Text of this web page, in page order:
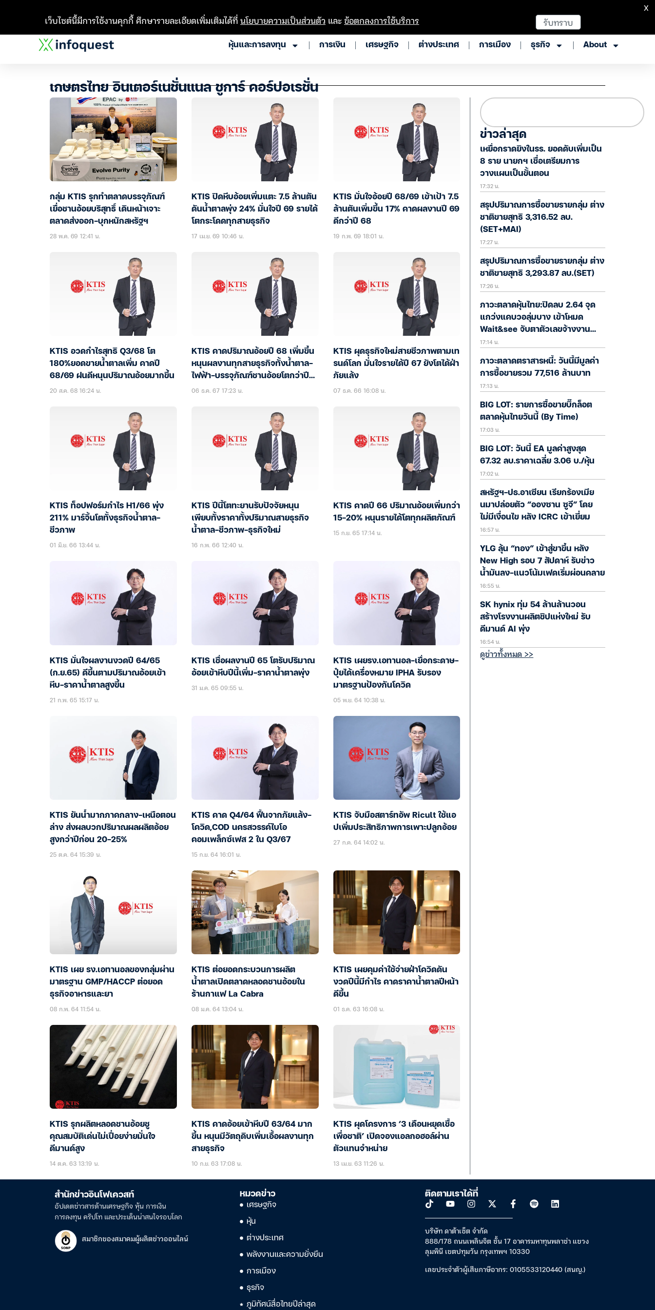
หุ้นและการลงทุน การเงิน เศรษฐกิจ ต่างประเทศ การเมือง ธุรกิจ About
เกษตรไทย อินเตอร์เนชั่นแนล ชูการ์ คอร์ปอเรชั่น
กลุ่ม KTIS รุกทำตลาดบรรจุภัณฑ์
เยื่อชานอ้อยบริสุทธิ์ เดินหน้าเจาะ
ตลาดส่งออก-บุกหนักสหรัฐฯ
28 พ.ค. 69 12:41 น.
KTIS ปิดหีบอ้อยเพิ่มแตะ 7.5 ล้านตัน
ดันน้ำตาลพุ่ง 24% มั่นใจปี 69 รายได้
โตกระโดดทุกสายธุรกิจ
17 เม.ย. 69 10:46 น.
KTIS มั่นใจอ้อยปี 68/69 เข้าเป้า 7.5
ล้านตันเพิ่มขึ้น 17% คาดผลงานปี 69
ดีกว่าปี 68
19 ก.พ. 69 18:01 น.
KTIS อวดกำไรสุทธิ Q3/68 โต
180%ยอดขายน้ำตาลเพิ่ม คาดปี
68/69 ฝนดีหนุนปริมาณอ้อยมากขึ้น
20 ส.ค. 68 16:24 น.
KTIS คาดปริมาณอ้อยปี 68 เพิ่มขึ้น
หนุนผลงานทุกสายธุรกิจทั้งน้ำตาล-
ไฟฟ้า-บรรจุภัณฑ์ชานอ้อยโตกว่าปี
ก่อน
06 ธ.ค. 67 17:23 น.
KTIS ผุดธุรกิจใหม่สายชีวภาพตามเท
รนด์โลก มั่นใจรายได้ปี 67 ยังโตได้ฝ่า
ภัยแล้ง
07 ธ.ค. 66 16:08 น.
KTIS ท็อปฟอร์มกำไร H1/66 พุ่ง
211% มาร์จิ้นโตทั้งธุรกิจน้ำตาล-
ชีวภาพ
01 มิ.ย. 66 13:44 น.
KTIS ปีนี้โตทะยานรับปัจจัยหนุน
เพียบทั้งราคาทั้งปริมาณสายธุรกิจ
น้ำตาล-ชีวภาพ-ธุรกิจใหม่
16 ก.พ. 66 12:40 น.
KTIS คาดปี 66 ปริมาณอ้อยเพิ่มกว่า
15-20% หนุนรายได้โตทุกผลิตภัณฑ์
15 ก.ย. 65 17:14 น.
KTIS มั่นใจผลงานงวดปี 64/65
(ก.ย.65) ดีขึ้นตามปริมาณอ้อยเข้า
หีบ-ราคาน้ำตาลสูงขึ้น
21 ก.พ. 65 15:17 น.
KTIS เชื่อผลงานปี 65 โตรับปริมาณ
อ้อยเข้าหีบปีนี้เพิ่ม-ราคาน้ำตาลพุ่ง
31 ม.ค. 65 09:55 น.
KTIS เผยรง.เอทานอล-เยื่อกระดาษ-
ปุ๋ยได้เครื่องหมาย IPHA รับรอง
มาตรฐานป้องกันโควิด
05 พ.ย. 64 10:38 น.
KTIS ยันน้ำมากภาคกลาง-เหนือตอน
ล่าง ส่งผลบวกปริมาณผลผลิตอ้อย
สูงกว่าปีก่อน 20-25%
25 ต.ค. 64 15:39 น.
KTIS คาด Q4/64 ฟื้นจากภัยแล้ง-
โควิด,COD นครสวรรค์ไบโอ
คอมเพล็กซ์เฟส 2 ใน Q3/67
15 ก.ย. 64 16:01 น.
KTIS จับมือสตาร์ทอัพ Ricult ใช้แอ
ปเพิ่มประสิทธิภาพการเพาะปลูกอ้อย
27 ก.ค. 64 14:02 น.
KTIS เผย รง.เอทานอลของกลุ่มผ่าน
มาตรฐาน GMP/HACCP ต่อยอด
ธุรกิจอาหารและยา
08 ก.พ. 64 11:54 น.
KTIS ต่อยอดกระบวนการผลิต
น้ำตาลเปิดตลาดหลอดชานอ้อยใน
ร้านกาแฟ La Cabra
08 ม.ค. 64 13:04 น.
KTIS เผยคุมค่าใช้จ่ายฝ่าโควิดดัน
งวดปีนี้มีกำไร คาดราคาน้ำตาลปีหน้า
ดีขึ้น
01 ธ.ค. 63 16:08 น.
KTIS รุกผลิตหลอดชานอ้อยชู
คุณสมบัติเด่นไม่เปื่อยง่ายมั่นใจ
ดีมานด์สูง
14 ต.ค. 63 13:19 น.
KTIS คาดอ้อยเข้าหีบปี 63/64 มาก
ขึ้น หนุนมีวัตถุดิบเพิ่มเอื้อผลงานทุก
สายธุรกิจ
10 ก.ย. 63 17:08 น.
KTIS ผุดโครงการ ‘3 เดือนหยุดเชื้อ
เพื่อชาติ’ เปิดจองแอลกอฮอล์ผ่าน
ตัวแทนจำหน่าย
13 เม.ย. 63 11:26 น.
ข่าวล่าสุด
เหยื่อกราดยิงในรร. ยอดดับเพิ่มเป็น
8 ราย นายกฯ เชื่อเตรียมการ
วางแผนเป็นขั้นตอน
17:32 น.
สรุปปริมาณการซื้อขายรายกลุ่ม ต่าง
ชาติขายสุทธิ 3,316.52 ลบ.
(SET+MAI)
17:27 น.
สรุปปริมาณการซื้อขายรายกลุ่ม ต่าง
ชาติขายสุทธิ 3,293.87 ลบ.(SET)
17:26 น.
ภาวะตลาดหุ้นไทย:ปิดลบ 2.64 จุด
แกว่งแคบวอลุ่มบาง เข้าโหมด
Wait&see จับตาตัวเลขจ้างงาน
สหรัฐ-สงครามตอ.กลางยัง
17:14 น.
ภาวะตลาดตราสารหนี้: วันนี้มีมูลค่า
การซื้อขายรวม 77,516 ล้านบาท
17:13 น.
BIG LOT: รายการซื้อขายบิ๊กล็อต
ตลาดหุ้นไทยวันนี้ (By Time)
17:03 น.
BIG LOT: วันนี้ EA มูลค่าสูงสุด
67.32 ลบ.ราคาเฉลี่ย 3.06 บ./หุ้น
17:02 น.
สหรัฐฯ-ปธ.อาเซียน เรียกร้องเมีย
นมาปล่อยตัว “อองซาน ซูจี” โดย
ไม่มีเงื่อนไข หลัง ICRC เข้าเยี่ยม
16:57 น.
YLG ลุ้น “ทอง” เข้าสู่ขาขึ้น หลัง
New High รอบ 7 สัปดาห์ รับข่าว
น้ำมันลง-แนวโน้มเฟดเริ่มผ่อนคลาย
16:55 น.
SK hynix ทุ่ม 54 ล้านล้านวอน
สร้างโรงงานผลิตชิปแห่งใหม่ รับ
ดีมานด์ AI พุ่ง
16:54 น.
ดูข่าวทั้งหมด >>
สำนักข่าวอินโฟเควสท์
อัปเดตข่าวสารด้านเศรษฐกิจ หุ้น การเงิน
การลงทุน คริปโท และประเด็นน่าสนใจรอบโลก
สมาชิกของสมาคมผู้ผลิตข่าวออนไลน์
หมวดข่าว
เศรษฐกิจ
หุ้น
ต่างประเทศ
พลังงานและความยั่งยืน
การเมือง
ธุรกิจ
ภูมิทัศน์สื่อไทยปีล่าสุด
ติดตามเราได้ที่
บริษัท ดาต้าเซ็ต จำกัด
888/178 ถนนเพลินจิต ชั้น 17 อาคารมหาทุนพลาซ่า แขวง
ลุมพินี เขตปทุมวัน กรุงเทพฯ 10330
เลขประจำตัวผู้เสียภาษีอากร: 0105533120440 (สนญ.)
เว็บไซต์นี้มีการใช้งานคุกกี้ ศึกษารายละเอียดเพิ่มเติมได้ที่นโยบายความเป็นส่วนตัว และข้อตกลงการใช้บริการ รับทราบ
X